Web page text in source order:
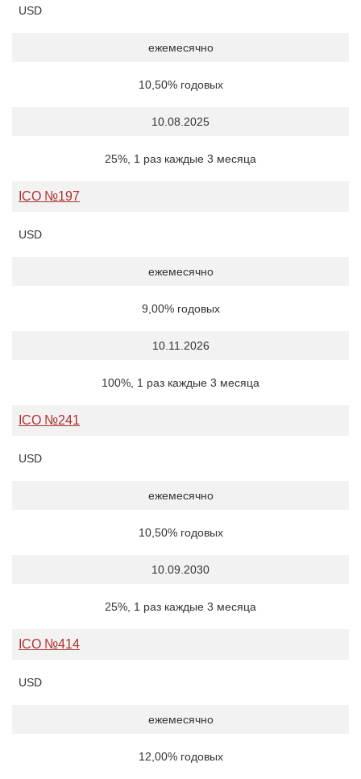
USD
ежемесячно
10,50% годовых
10.08.2025
25%, 1 раз каждые 3 месяца
ICO №197
USD
ежемесячно
9,00% годовых
10.11.2026
100%, 1 раз каждые 3 месяца
ICO №241
USD
ежемесячно
10,50% годовых
10.09.2030
25%, 1 раз каждые 3 месяца
ICO №414
USD
ежемесячно
12,00% годовых